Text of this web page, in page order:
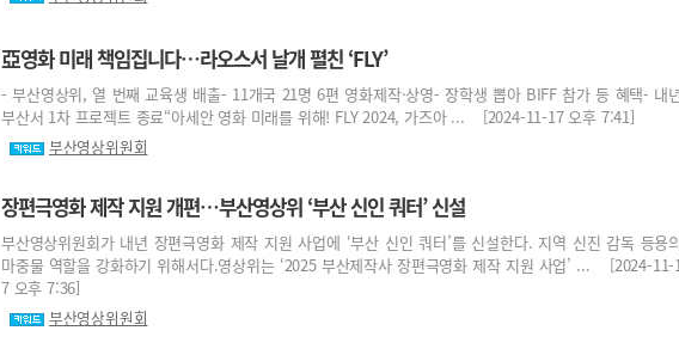
亞영화 미래 책임집니다…라오스서 날개 펼친 ‘FLY’
- 부산영상위, 열 번째 교육생 배출- 11개국 21명 6편 영화제작·상영- 장학생 뽑아 BIFF 참가 등 혜택- 내
부산서 1차 프로젝트 종료“아세안 영화 미래를 위해! FLY 2024, 가즈아 ... [2024-11-17 오후 7:41]
부산영상위원회
장편극영화 제작 지원 개편…부산영상위 ‘부산 신인 쿼터’ 신설
부산영상위원회가 내년 장편극영화 제작 지원 사업에 ‘부산 신인 쿼터’를 신설한다. 지역 신진 감독 등용
마중물 역할을 강화하기 위해서다.영상위는 ‘2025 부산제작사 장편극영화 제작 지원 사업’ ... [2024-11-
7 오후 7:36]
부산영상위원회